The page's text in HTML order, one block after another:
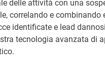
delle attività con una
correlando e combinando
identificate e lead
tecnologia avanzata di